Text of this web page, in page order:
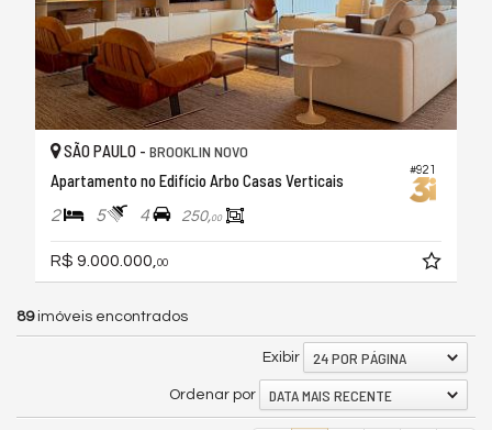
#921
SÃO PAULO - BROOKLIN NOVO
Apartamento no Edifício Arbo Casas Verticais
2 5 4 250,00
R$ 9.000.000, 00
89imóveis encontrados
Exibir 24 POR PÁGINA
Ordenar por DATA MAIS RECENTE